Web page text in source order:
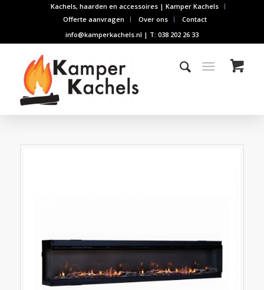
Kachels, haarden en accessoires | Kamper Kachels
Offerte aanvragen
Over ons
Contact
info@kamperkachels.nl | T: 038 202 26 33